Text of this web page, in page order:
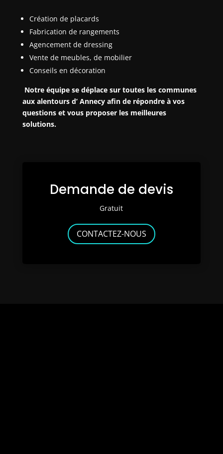
Création de placards
Fabrication de rangements
Agencement de dressing
Vente de meubles, de mobilier
Conseils en décoration
Notre équipe se déplace sur toutes les communes
aux alentours d’ Annecy afin de répondre à vos
questions et vous proposer les meilleures
solutions.
Demande de devis
Gratuit
CONTACTEZ-NOUS